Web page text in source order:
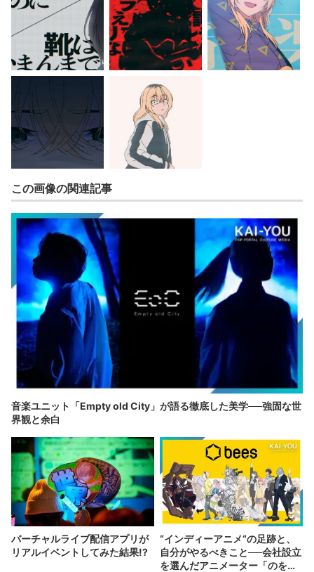
この画像の関連記事
音楽ユニット「Empty old City」が語る徹底した美学──強固な世
界観と余白
バーチャルライブ配信アプリが
リアルイベントしてみた結果!?
“インディーアニメ“の足跡と、
自分がやるべきこと──会社設立
を選んだアニメーター「のを